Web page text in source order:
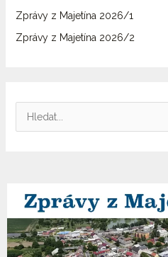
Zprávy z Majetína 2026/1
Zprávy z Majetína 2026/2
d
a